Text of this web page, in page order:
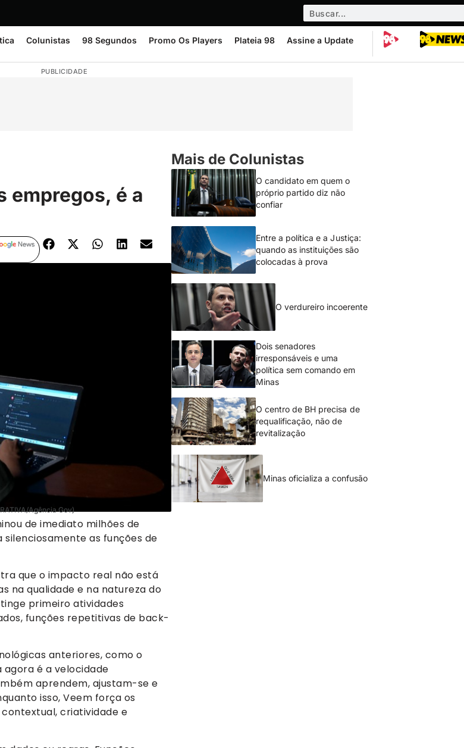
Colunistas 98 Segundos Promo Os Players Plateia 98 Assine a Update
PUBLICIDADE
empregos, é a
Agência Gov)
de imediato milhões de
as funções de
que o impacto real não está
na qualidade e na natureza do
primeiro atividades
funções repetitivas de back-
anteriores, como o
é a velocidade
aprendem, ajustam-se e
isso, Veem força os
criatividade e
Mais de Colunistas
O candidato em quem o
próprio partido diz não
confiar
Entre a política e a Justiça:
quando as instituições são
colocadas à prova
O verdureiro incoerente
Dois senadores
irresponsáveis e uma
política sem comando em
Minas
O centro de BH precisa de
requalificação, não de
revitalização
Minas oficializa a confusão